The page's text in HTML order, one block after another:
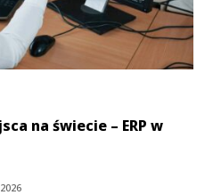
na świecie – ERP w